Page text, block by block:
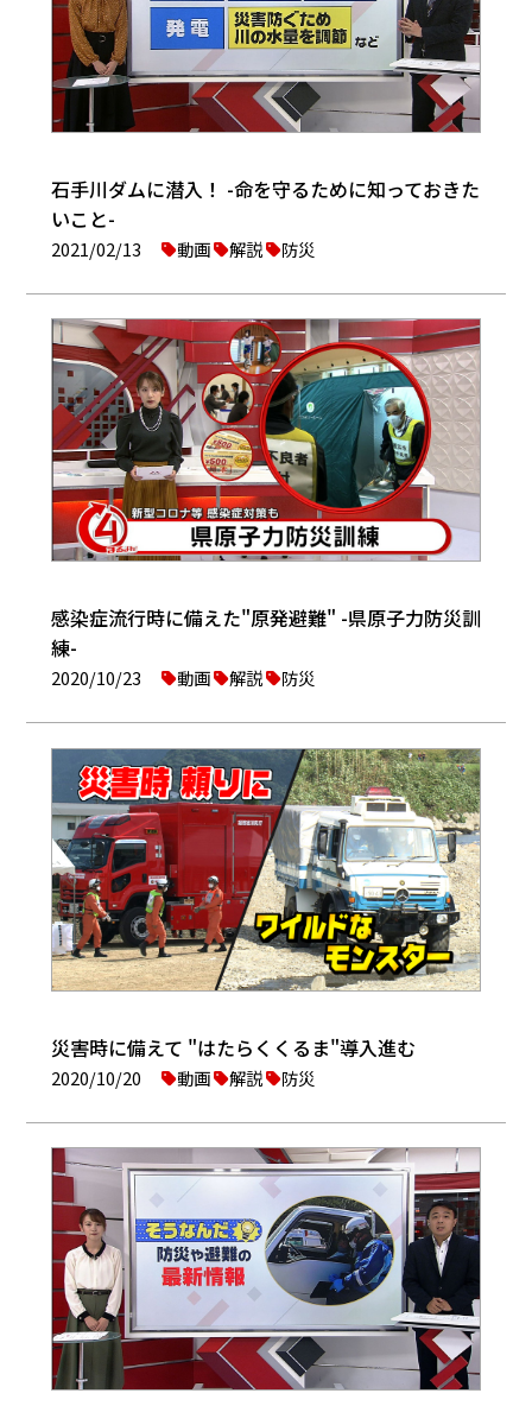
石手川ダムに潜入！ -命を守るために知っておきた
いこと-
2021/02/13 動画 解説 防災
感染症流行時に備えた"原発避難" -県原子力防災訓
練-
2020/10/23 動画 解説 防災
災害時に備えて "はたらくくるま"導入進む
2020/10/20 動画 解説 防災